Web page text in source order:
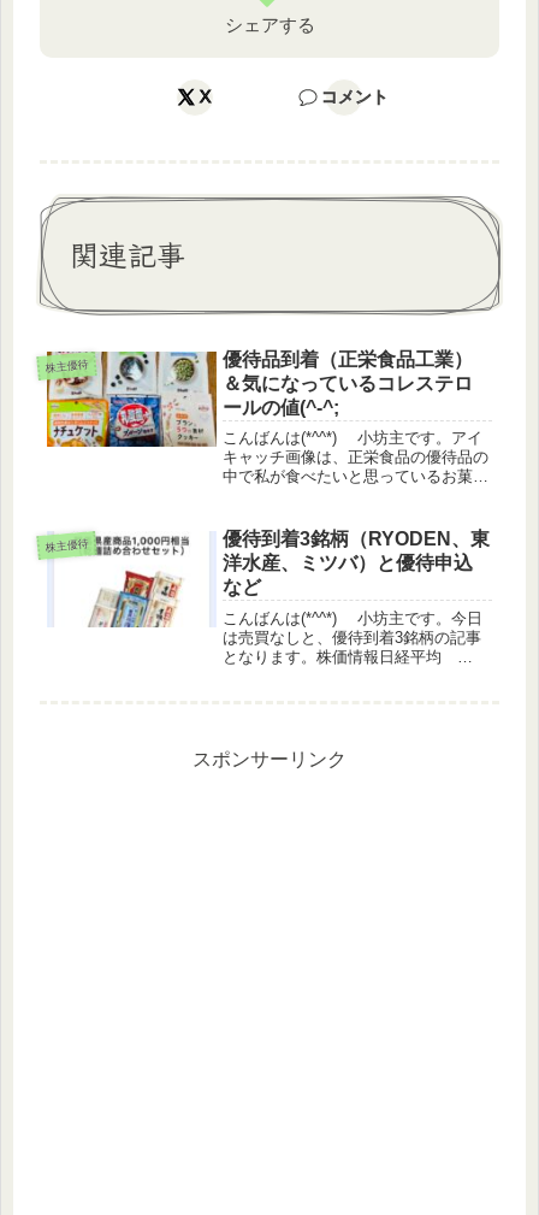
シェアする
X コメント
関連記事
株主優待
優待品到着（正栄食品工業）
＆気になっているコレステロ
ールの値(^-^;
こんばんは(*^^*) 小坊主です。アイ
キャッチ画像は、正栄食品の優待品の
中で私が食べたいと思っているお菓子
▲0.14%TOPIX ▲0.32%グロース
+0.53%優待指数...
株主優待
優待到着3銘柄（RYODEN、東
洋水産、ミツバ）と優待申込
など
こんばんは(*^^*) 小坊主です。今日
は売買なしと、優待到着3銘柄の記事
となります。株価情報日経平均
スポンサーリンク